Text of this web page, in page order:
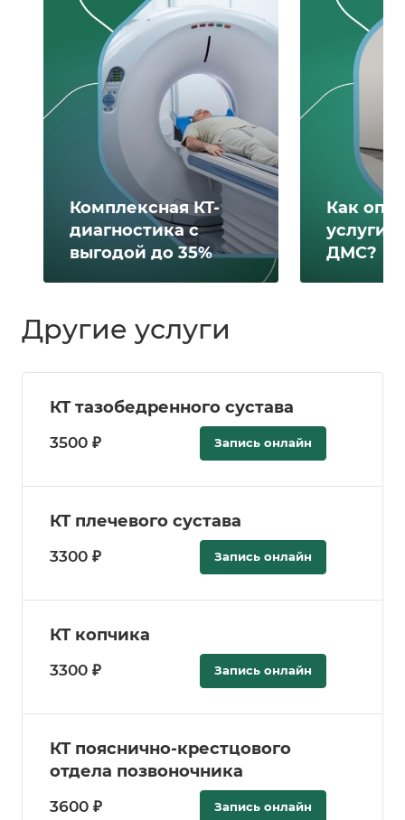
Комплексная КТ-
диагностика с
выгодой до 35%
Как
услуги
ДМС?
Другие услуги
КТ тазобедренного сустава
3500 ₽ Запись онлайн
КТ плечевого сустава
3300 ₽ Запись онлайн
КТ копчика
3300 ₽ Запись онлайн
КТ пояснично-крестцового
отдела позвоночника
3600 ₽ Запись онлайн